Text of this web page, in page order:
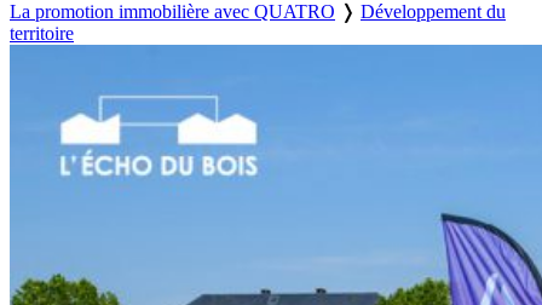
La promotion immobilière avec QUATRO ❭ Développement du
territoire